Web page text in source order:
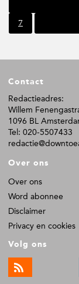
P
a
a
7
oContact
Redactieadres:
Willem
1096 BL
Tel: 020-5507433
Over ons
Over ons
Word abonnee
Disclaimer
Privacy en cookies
Volg ons